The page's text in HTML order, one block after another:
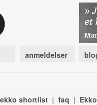
anmeldelser
shortlist | faq |